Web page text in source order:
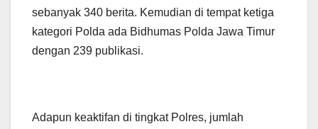
sebanyak 340 berita. Kemudian di tempat ketiga
kategori Polda ada Bidhumas Polda Jawa Timur
dengan 239 publikasi.
Adapun keaktifan di tingkat Polres, jumlah